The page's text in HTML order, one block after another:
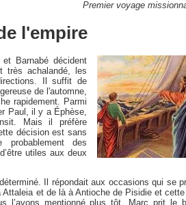
Premier voyage
l'empire
Barnabé décident
très achalandé, les
Il suffit de
de l'automne,
rapidement. Parmi
Paul, il y a Éphèse,
Mais il préfère
décision est sans
probablement des
utiles aux deux
Il répondait aux occasions qui se
et de là à Antioche de Pisidie et
l’avons mentionné plus tôt, Marc prit le